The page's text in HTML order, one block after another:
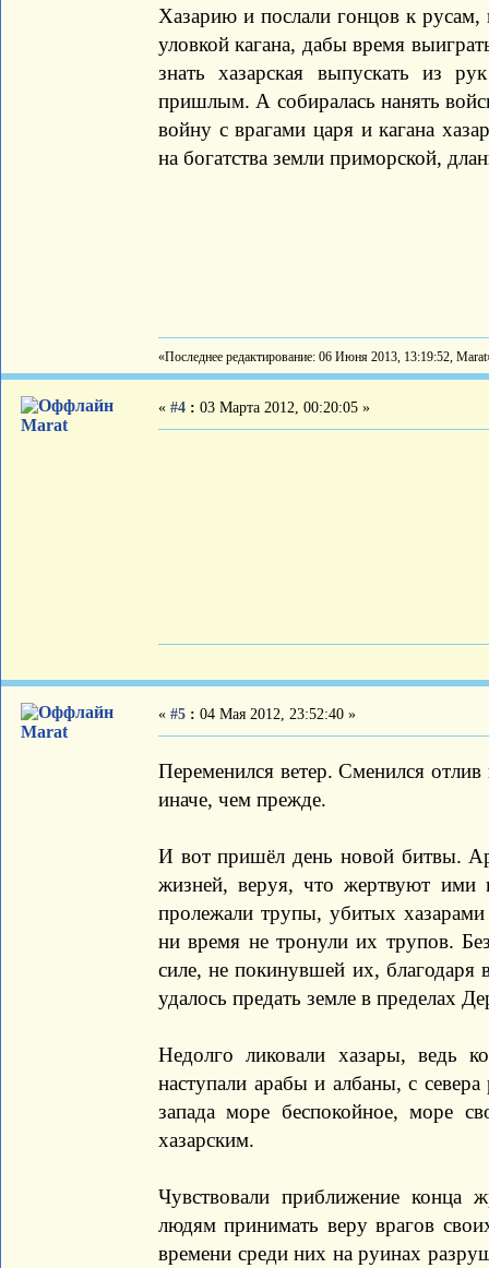
Хазарию и послали гонцов к
уловкой кагана, дабы время
знать хазарская выпускать из
пришлым. А собиралась нанять
войну с врагами царя и кагана
на богатства земли приморской,
«Последнее редактирование: 06 Июня 2013, 13:19:52,
Marat
« #4 : 03 Марта 2012, 00:20:05 »
Marat
« #5 : 04 Мая 2012, 23:52:40 »
Переменился ветер. Сменился
иначе, чем прежде.
И вот пришёл день новой битвы.
жизней, веруя, что жертвуют
пролежали трупы, убитых
ни время не тронули их трупов.
силе, не покинувшей их,
удалось предать земле в пределах
Недолго ликовали хазары, ведь
наступали арабы и албаны, с
запада море беспокойное, море
хазарским.
Чувствовали приближение конца
людям принимать веру врагов
времени среди них на руинах